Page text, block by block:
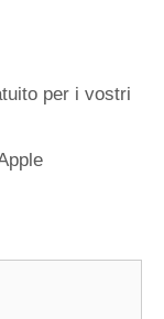
per i vostri